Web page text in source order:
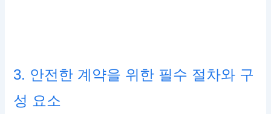
3. 안전한 계약을 위한 필수 절차와 구
성 요소